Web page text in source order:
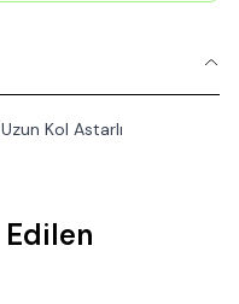
Kol Astarlı